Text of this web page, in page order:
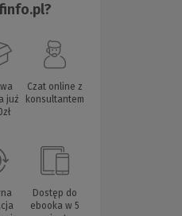
już
Czat online z
konsultantem
Dostęp do
ebooka w 5